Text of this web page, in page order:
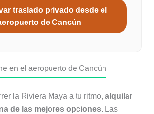
traslado privado desde el
de Cancún
en el aeropuerto de Cancún
la Riviera Maya a tu ritmo, alquilar
de las mejores opciones. Las